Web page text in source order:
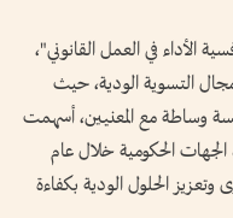
الأداء في العمل القانوني"،
التسوية الودية، حيث
نتائج لافتة من خلال 684 جلسة وساطة مع المعنيين، أسهمت
الحكومية خلال عام
وتعزيز الحلول الودية بكفاءة